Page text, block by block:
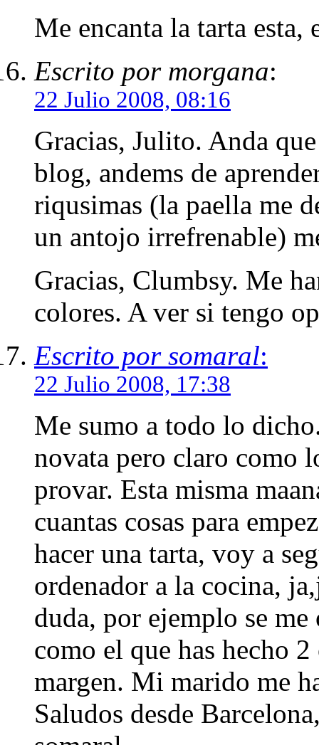
Me encanta la tarta esta,
Escrito por morgana:
22 Julio 2008, 08:16
Gracias, Julito. Anda
blog, andems de
riqusimas (la paella me
un antojo irrefrenable)
Gracias, Clumbsy. Me
colores. A ver si tengo
Escrito por somaral:
22 Julio 2008, 17:38
Me sumo a todo lo
novata pero claro como
provar. Esta misma
cuantas cosas para
hacer una tarta, voy a
ordenador a la cocina,
duda, por ejemplo se
como el que has hecho 2
margen. Mi marido me
Saludos desde